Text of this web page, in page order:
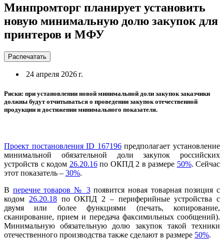
Минпромторг планирует установить
новую минимальную долю закупок для
принтеров и МФУ
Распечатать
24 апреля 2026 г.
Риски: при установлении новой минимальной доли закупок заказчики
должны будут отчитываться о проведении закупок отечественной
продукции и достижении минимального показателя.
Проект постановления ID 167196предполагает установление
минимальной обязательной доли закупок российских
устройств с кодом 26.20.16по ОКПД 2 в размере 50%. Сейчас
этот показатель – 30%.
В перечне товаров № 3появится новая товарная позиция с
кодом 26.20.18по ОКПД 2 – периферийные устройства с
двумя или более функциями (печать, копирование,
сканирование, прием и передача факсимильных сообщений).
Минимальную обязательную долю закупок такой техники
отечественного производства также сделают в размере 50%.